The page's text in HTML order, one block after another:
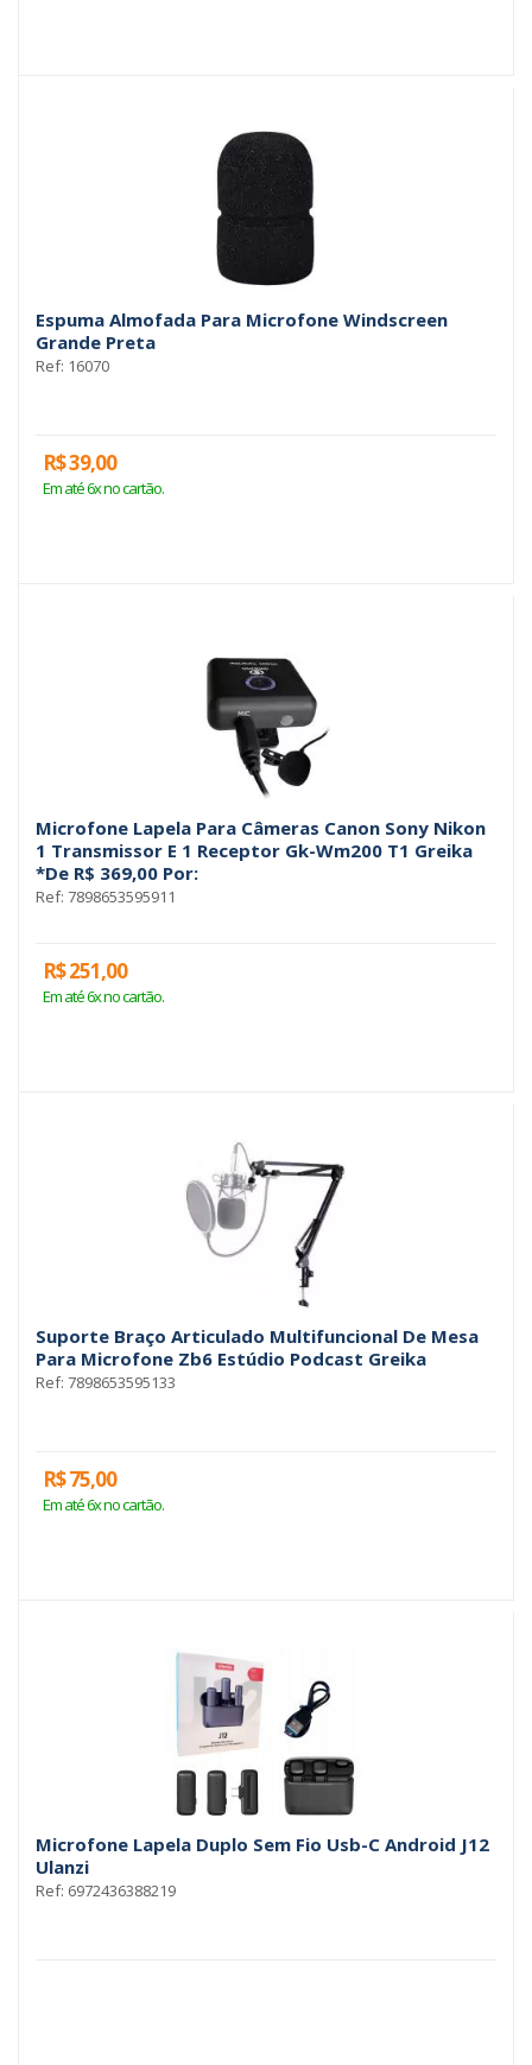
Espuma Almofada Para Microfone Windscreen
Grande Preta
Ref: 16070
R$ 39,00
Em até 6x no cartão.
Microfone Lapela Para Câmeras Canon Sony Nikon
1 Transmissor E 1 Receptor Gk-Wm200 T1 Greika
*De R$ 369,00 Por:
Ref: 7898653595911
R$ 251,00
Em até 6x no cartão.
Suporte Braço Articulado Multifuncional De Mesa
Para Microfone Zb6 Estúdio Podcast Greika
Ref: 7898653595133
R$ 75,00
Em até 6x no cartão.
Microfone Lapela Duplo Sem Fio Usb-C Android J12
Ulanzi
Ref: 6972436388219